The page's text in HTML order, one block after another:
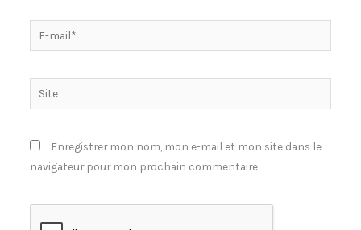
mail*
Site
Enregistrer mon nom, mon e-mail et mon site dans le
navigateur pour mon prochain commentaire.